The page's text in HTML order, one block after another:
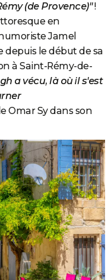
(de Provence)"!
en
Jamel
depuis le début de sa
à Saint-Rémy-de-
a vécu, là où il s'est
Omar Sy dans son